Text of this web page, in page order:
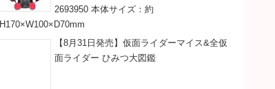
2693950 本体サイズ：約
H170×W100×D70mm
【8月31日発売】仮面ライダーマイス&全仮
面ライダー ひみつ大図鑑